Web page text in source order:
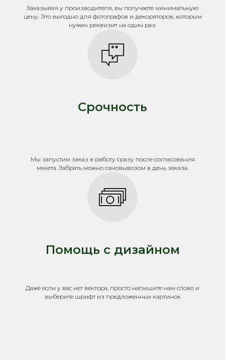
Заказывая у производителя, вы получаете минимальную
цену. Это выгодно для фотографов и декораторов, которым
нужен реквизит на один раз.
Срочность
Мы запустим заказ в работу сразу после согласования
макета. Забрать можно самовывозом в день заказа.
Помощь с дизайном
Даже если у вас нет вектора, просто напишите нам слово и
выберите шрифт из предложенных картинок